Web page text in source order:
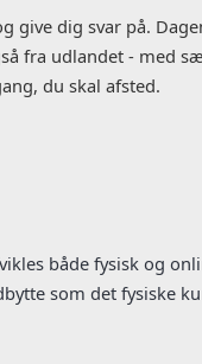
give dig svar på.
fra udlandet - med
du skal afsted.
både fysisk og
som det fysiske